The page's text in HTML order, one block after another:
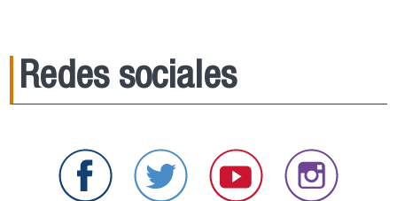
Redes sociales